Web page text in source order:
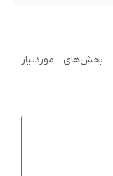
بخش‌های موردنیاز